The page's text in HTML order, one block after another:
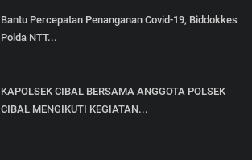
Bantu Percepatan Penanganan Covid-19, Biddokkes
Polda NTT...
KAPOLSEK CIBAL BERSAMA ANGGOTA POLSEK
CIBAL MENGIKUTI KEGIATAN...